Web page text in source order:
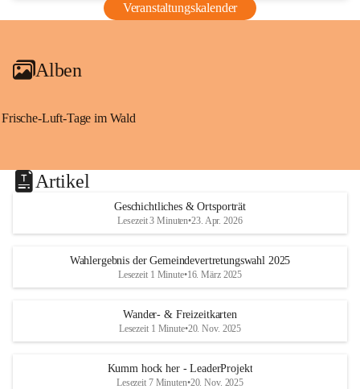
Veranstaltungskalender
Alben
Frische-Luft-Tage im Wald
Artikel
Geschichtliches & Ortsporträt
Lesezeit 3 Minuten•23. Apr. 2026
Wahlergebnis der Gemeindevertretungswahl 2025
Lesezeit 1 Minute•16. März 2025
Wander- & Freizeitkarten
Lesezeit 1 Minute•20. Nov. 2025
Kumm hock her - LeaderProjekt
Lesezeit 7 Minuten•20. Nov. 2025